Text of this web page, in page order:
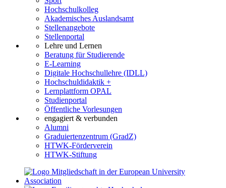
Hochschulkolleg
Akademisches Auslandsamt
Stellenangebote
Stellenportal
Lehre und Lernen
Beratung für Studierende
E-Learning
Digitale Hochschullehre (IDLL)
Hochschuldidaktik +
Lernplattform OPAL
Studienportal
Öffentliche Vorlesungen
engagiert & verbunden
Alumni
Graduiertenzentrum (GradZ)
HTWK-Förderverein
HTWK-Stiftung